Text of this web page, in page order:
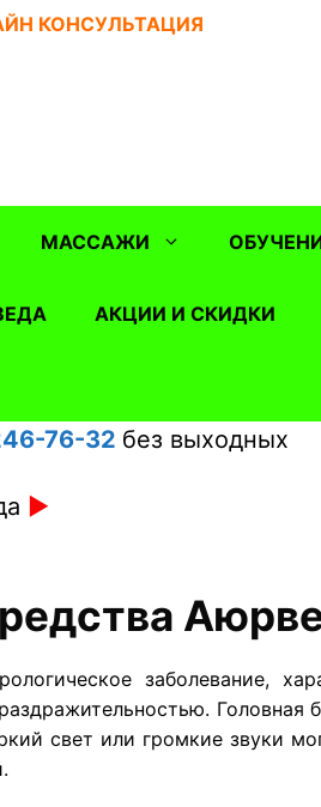
КОНСУЛЬТАЦИЯ
МАССАЖИ
АКЦИИ И СКИДКИ
76-32 без выходных
►
заболевание,
Головная
свет или громкие звуки